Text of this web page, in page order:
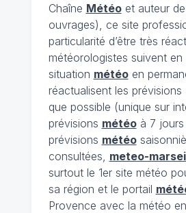
Chaîne Météoet auteur
ouvrages), ce site
particularité d’être très
météorologistes suivent
situation météoen
réactualisent les
que possible (unique sur
prévisions météoà 7 jours
prévisions météo
consultées, meteo-
surtout le 1er site météo
sa région et le portail
Provence avec la météo